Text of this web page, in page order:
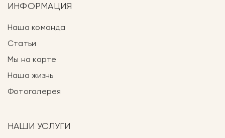
ИНФОРМАЦИЯ
Наша команда
Статьи
Мы на карте
Наша жизнь
Фотогалерея
НАШИ УСЛУГИ